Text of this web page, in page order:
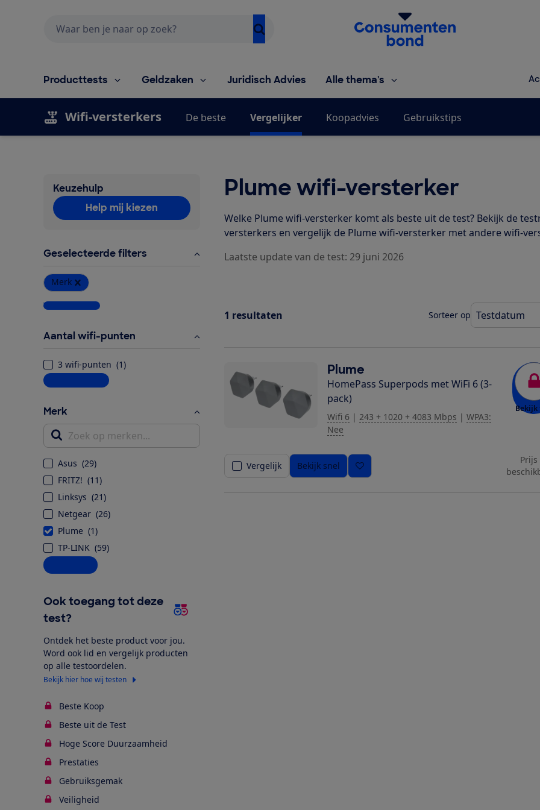
Homepage van de Consumentenbond
Producttests Geldzaken Juridisch Advies Alle thema's
Wifi-versterkers De beste Vergelijker Koopadvies Gebruikstips
Keuzehulp
Help mij kiezen
Geselecteerde filters
Merk
Wis alle filters
Aantal wifi-punten
3 wifi-punten (1)
Meer informatie
Merk
Zoek op merken...
Asus (29)
FRITZ! (11)
Linksys (21)
Netgear (26)
Plume (1)
TP-LINK (59)
Alle opties
Ook toegang tot deze
test?
Ontdek het beste product voor jou.
Word ook lid en vergelijk producten
op alle testoordelen.
Bekijk hier hoe wij testen
Beste Koop
Beste uit de Test
Hoge Score Duurzaamheid
Prestaties
Gebruiksgemak
Veiligheid
Plume wifi-versterker
Welke Plume wifi-versterker komt als beste uit de test? Bekijk de
versterkers en vergelijk de Plume wifi-versterker met andere wifi-
Laatste update van de test: 29 juni 2026
1 resultaten Sorteer op
Plume
HomePass Superpods met WiFi 6 (3-
pack)
Wifi 6 | 243 + 1020 + 4083 Mbps | WPA3:
Nee
Bekijk
Vergelijk Bekijk snel